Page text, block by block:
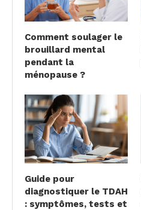
Comment soulager le
brouillard mental
pendant la
ménopause ?
Guide pour
diagnostiquer le TDAH
: symptômes, tests et